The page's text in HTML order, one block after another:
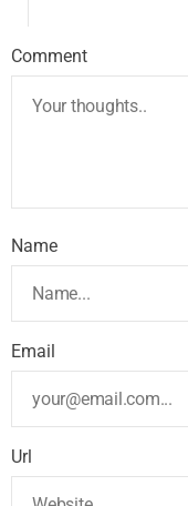
Comment
Name
Email
Url